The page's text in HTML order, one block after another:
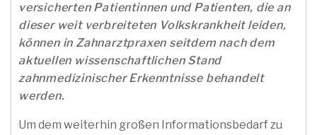
versicherten Patientinnen und Patienten, die an
dieser weit verbreiteten Volkskrankheit leiden,
können in Zahnarztpraxen seitdem nach dem
aktuellen wissenschaftlichen Stand
zahnmedizinischer Erkenntnisse behandelt
werden.
Um dem weiterhin großen Informationsbedarf zu